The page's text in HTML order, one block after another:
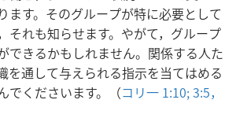
ます。そのグループが特に必要として
それも知らせます。やがて，グループ
できるかもしれません。関係する人た
を通して与えられる指示を当てはめる
でくださいます。（コリ一 1:10;3:5，